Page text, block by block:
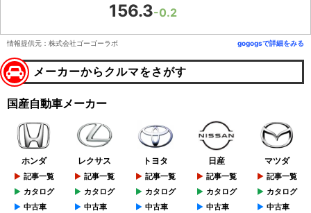
156.3-0.2
情報提供元：株式会社ゴーゴーラボ gogogsで詳細をみる
メーカーからクルマをさがす
国産自動車メーカー
ホンダ
記事一覧
カタログ
中古車
レクサス
記事一覧
カタログ
中古車
トヨタ
記事一覧
カタログ
中古車
日産
記事一覧
カタログ
中古車
マツダ
記事一覧
カタログ
中古車